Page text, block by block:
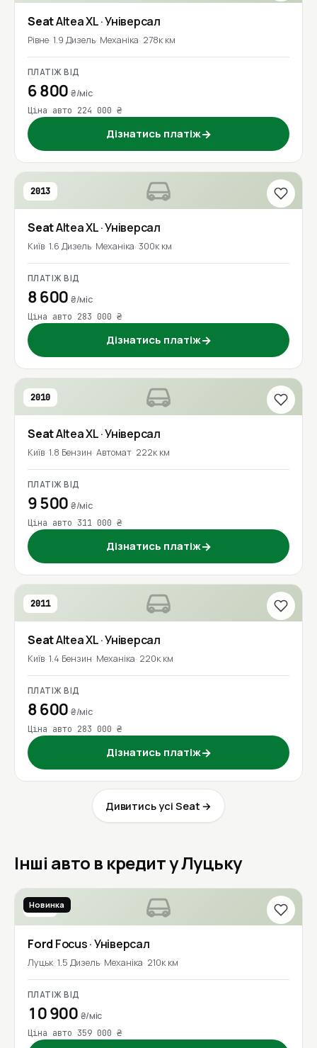
SeatAltea XL· Універсал
Рівне 1.9 Дизель Механіка 278к км
ПЛАТІЖ ВІД
6 800₴/міс
Ціна авто 224 000 ₴
Дізнатись платіж→
2013
SeatAltea XL· Універсал
Київ 1.6 Дизель Механіка 300к км
ПЛАТІЖ ВІД
8 600₴/міс
Ціна авто 283 000 ₴
Дізнатись платіж→
2010
SeatAltea XL· Універсал
Київ 1.8 Бензин Автомат 222к км
ПЛАТІЖ ВІД
9 500₴/міс
Ціна авто 311 000 ₴
Дізнатись платіж→
2011
SeatAltea XL· Універсал
Київ 1.4 Бензин Механіка 220к км
ПЛАТІЖ ВІД
8 600₴/міс
Ціна авто 283 000 ₴
Дізнатись платіж→
Дивитись усі Seat →
Інші авто в кредит у Луцьку
2016
Новинка
Ford Focus· Універсал
Луцьк 1.5 Дизель Механіка 210к км
ПЛАТІЖ ВІД
10 900 ₴/міс
Ціна авто 359 000 ₴